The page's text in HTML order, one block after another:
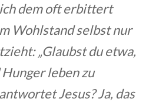
dem oft erbittert
Wohlstand selbst nur
„Glaubst du etwa,
leben zu
Jesus? Ja, das